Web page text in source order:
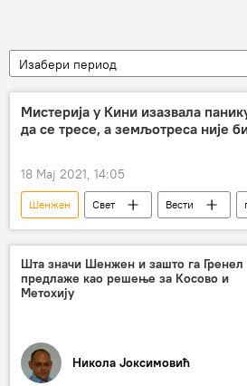
Изабери период
Мистерија у Кини изазвала
да се тресе, а земљотреса није
18 Мај 2021, 14:05
Шенжен Свет Вести
паника
Шта значи Шенжен и зашто га Гренел
предлаже као решење за Косово и
Метохију
Никола Јоксимовић